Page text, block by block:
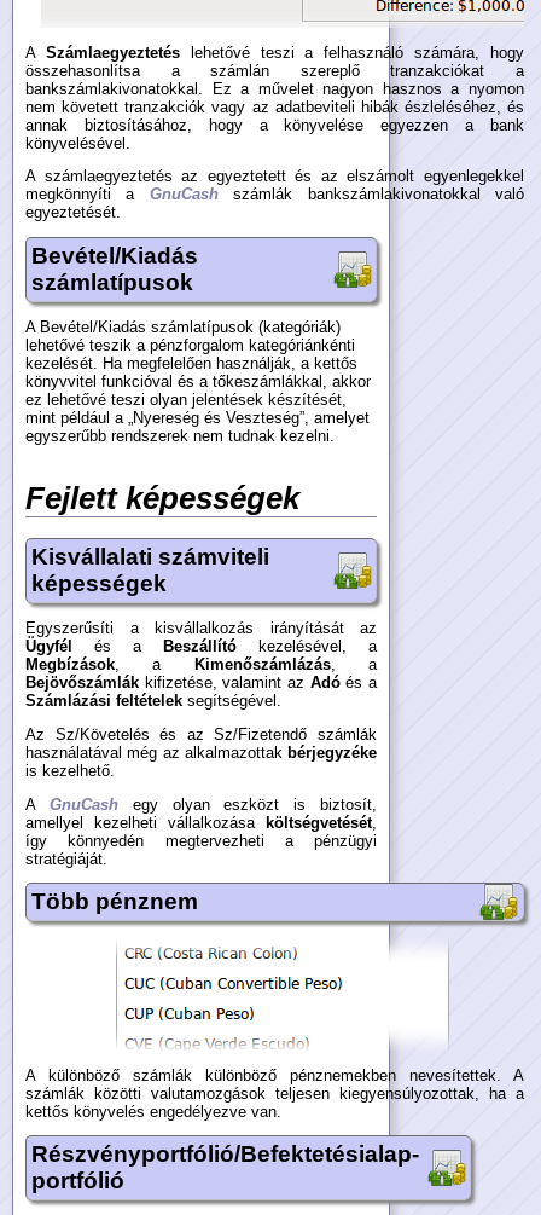
A Számlaegyeztetéslehetővé teszi a felhasználó számára, hogy
összehasonlítsa a számlán szereplő tranzakciókat a
bankszámlakivonatokkal. Ez a művelet nagyon hasznos a nyomon
nem követett tranzakciók vagy az adatbeviteli hibák észleléséhez, és
annak biztosításához, hogy a könyvelése egyezzen a bank
könyvelésével.
A számlaegyeztetés az egyeztetett és az elszámolt egyenlegekkel
megkönnyíti a GnuCashszámlák bankszámlakivonatokkal való
egyeztetését.
Bevétel/Kiadás
számlatípusok
A Bevétel/Kiadás számlatípusok (kategóriák)
lehetővé teszik a pénzforgalom kategóriánkénti
kezelését. Ha megfelelően használják, a kettős
könyvvitel funkcióval és a tőkeszámlákkal, akkor
ez lehetővé teszi olyan jelentések készítését,
mint például a „Nyereség és Veszteség”, amelyet
egyszerűbb rendszerek nem tudnak kezelni.
Fejlett képességek
Kisvállalati számviteli
képességek
Egyszerűsíti a kisvállalkozás irányítását az
Ügyfél
és a Beszállító kezelésével, a
Megbízások, a Kimenőszámlázás, a
Bejövőszámlák kifizetése, valamint az Adóés a
Számlázási feltételek segítségével.
Az Sz/Követelés és az Sz/Fizetendő számlák
használatával még az alkalmazottak bérjegyzéke
is kezelhető.
A GnuCashegy olyan eszközt is biztosít,
amellyel kezelheti vállalkozása költségvetését,
így könnyedén megtervezheti a pénzügyi
stratégiáját.
Több pénznem
A különböző számlák különböző pénznemekben nevesítettek. A
számlák közötti valutamozgások teljesen kiegyensúlyozottak, ha a
kettős könyvelés engedélyezve van.
Részvényportfólió/Befektetésialap-
portfólió